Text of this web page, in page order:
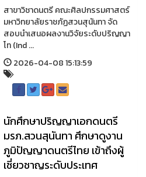
สาขาวิชาดนตรี คณะศิลปกรรมศาสตร์
มหาวิทยาลัยราชภัฏสวนสุนันทา จัด
สอบนำเสนอผลงานวิจัยระดับปริญญา
โท (Ind ...
2026-04-08 15:13:59
นักศึกษาปริญญาเอกดนตรี
มรภ.สวนสุนันทา ศึกษาดูงาน
ภูมิปัญญาดนตรีไทย เข้าถึงผู้
เชี่ยวชาญระดับประเทศ